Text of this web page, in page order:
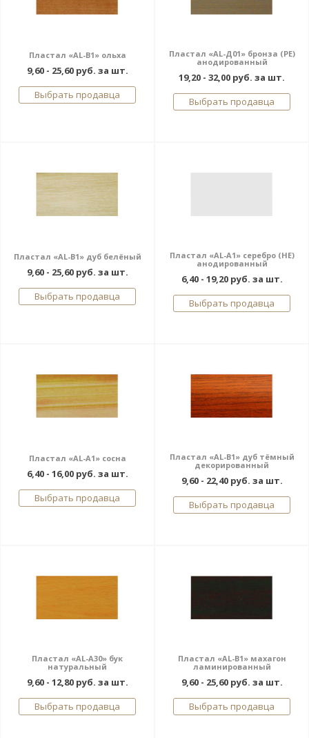
Пластал «AL-В1» ольха
9,60 - 25,60 руб. за шт.
Выбрать продавца
Пластал «AL-Д01» бронза (РЕ)
анодированный
19,20 - 32,00 руб. за шт.
Выбрать продавца
Пластал «AL-В1» дуб белёный
9,60 - 25,60 руб. за шт.
Выбрать продавца
Пластал «AL-A1» серебро (НЕ)
анодированный
6,40 - 19,20 руб. за шт.
Выбрать продавца
Пластал «AL-A1» сосна
6,40 - 16,00 руб. за шт.
Выбрать продавца
Пластал «AL-В1» дуб тёмный
декорированный
9,60 - 22,40 руб. за шт.
Выбрать продавца
Пластал «AL-A30» бук
натуральный
9,60 - 12,80 руб. за шт.
Выбрать продавца
Пластал «AL-В1» махагон
ламинированный
9,60 - 25,60 руб. за шт.
Выбрать продавца